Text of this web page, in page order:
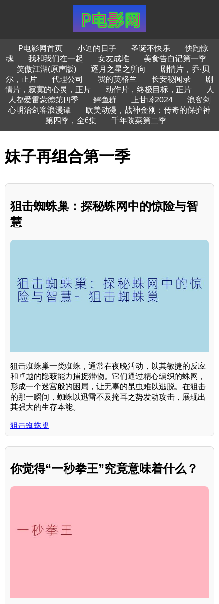
P电影网首页 小逗的日子 圣诞不快乐
快跑惊
魂
我和我们在一起 女友成堆
美食告白记第一季
笑傲江湖(原声版)
逐月之星之所向
剧情片，乔·贝
尔，正片
代理公司 我的英格兰 长安秘闻录
剧
情片，寂寞的心灵，正片
动作片，终极目标，正片
人
人都爱雷蒙德第四季
鳄鱼群 上甘岭2024
浪客剑
心明治剑客浪漫谭
欧美动漫，战神金刚：传奇的保护神
第四季，全6集
千年陕菜第二季
妹子再组合第一季
狙击蜘蛛巢：探秘蛛网中的惊险与智
慧
狙击蜘蛛巢一类蜘蛛，通常在夜晚活动，以其敏捷的反应
和卓越的隐蔽能力捕捉猎物。它们通过精心编织的蛛网，
形成一个迷宫般的困局，让无辜的昆虫难以逃脱。在狙击
的那一瞬间，蜘蛛以迅雷不及掩耳之势发动攻击，展现出
其强大的生存本能。
狙击蜘蛛巢
你觉得“一秒拳王”究竟意味着什么？